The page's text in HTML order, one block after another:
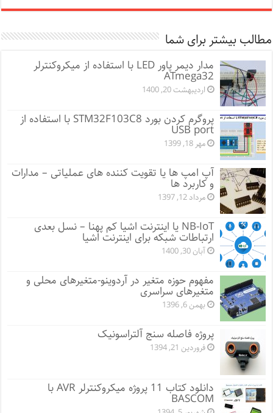
مطالب بیشتر برای شما
مدار دیمر پاور LED با استفاده از میکروکنترلر
ATmega32
اردیبهشت 20, 1400
پروگرم کردن بورد STM32F103C8 با استفاده از
USB port
مهر 18, 1399
آپ امپ ها یا تقویت کننده های عملیاتی – مدارات
و کاربرد ها
مرداد 12, 1397
NB-IoT یا اینترنت اشیا کم پهنا – نسل بعدی
ارتباطات شبکه برای اینترنت اشیا
آبان 30, 1400
مفهوم حوزه متغیر در آردوینو-متغیرهای محلی و
متغیرهای سراسری
بهمن 6, 1396
پروژه فاصله سنج آلتراسونیک
فروردین 21, 1394
دانلود کتاب 11 پروژه میکروکنترلر AVR با
BASCOM